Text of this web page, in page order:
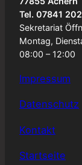
Tel. 07841
Sekretariat
Montag,
08:00 – 12:00
Impressum
Datenschutz
Kontakt
Startseite